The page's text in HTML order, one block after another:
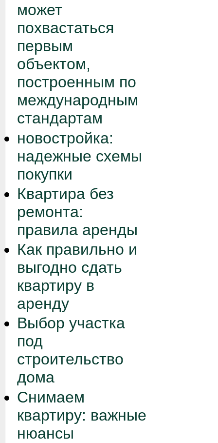
может
похвастаться
первым
объектом,
построенным по
международным
стандартам
новостройка:
надежные схемы
покупки
Квартира без
ремонта:
правила аренды
Как правильно и
выгодно сдать
квартиру в
аренду
Выбор участка
под
строительство
дома
Снимаем
квартиру: важные
нюансы